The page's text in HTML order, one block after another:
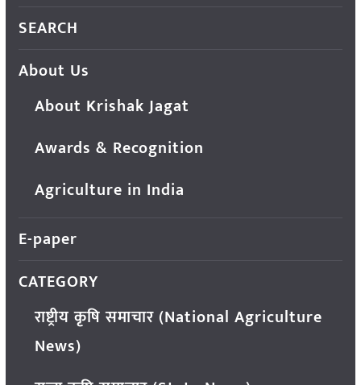
SEARCH
About Us
About Krishak Jagat
Awards & Recognition
Agriculture in India
E-paper
CATEGORY
राष्ट्रीय कृषि समाचार (National Agriculture
News)